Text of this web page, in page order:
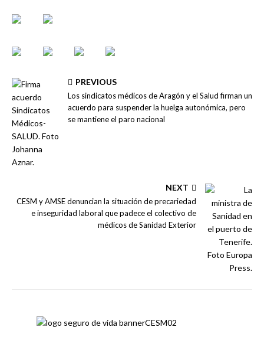
PREVIOUS
Los sindicatos médicos de Aragón y el Salud firman un
acuerdo para suspender la huelga autonómica, pero
se mantiene el paro nacional
NEXT
CESM y AMSE denuncian la situación de precariedad
e inseguridad laboral que padece el colectivo de
médicos de Sanidad Exterior